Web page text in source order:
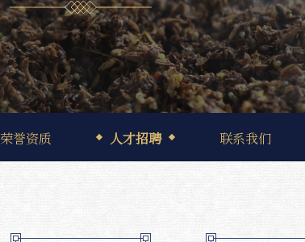
荣誉资质 人才招聘 联系我们